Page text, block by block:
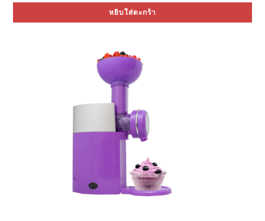
was:
฿490.00.
is:
หยิบใส่ตะกร้า